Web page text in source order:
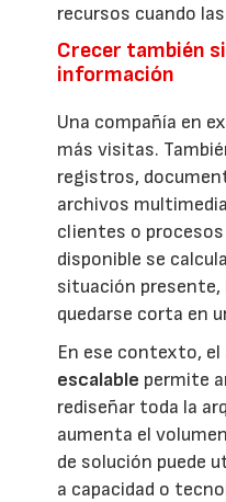
recursos cuando
Crecer también
información
Una compañía en
más visitas.
registros,
archivos
clientes o
disponible se
situación
quedarse corta en
En ese contexto, el
escalable permite
rediseñar toda la
aumenta el
de solución puede
a capacidad o